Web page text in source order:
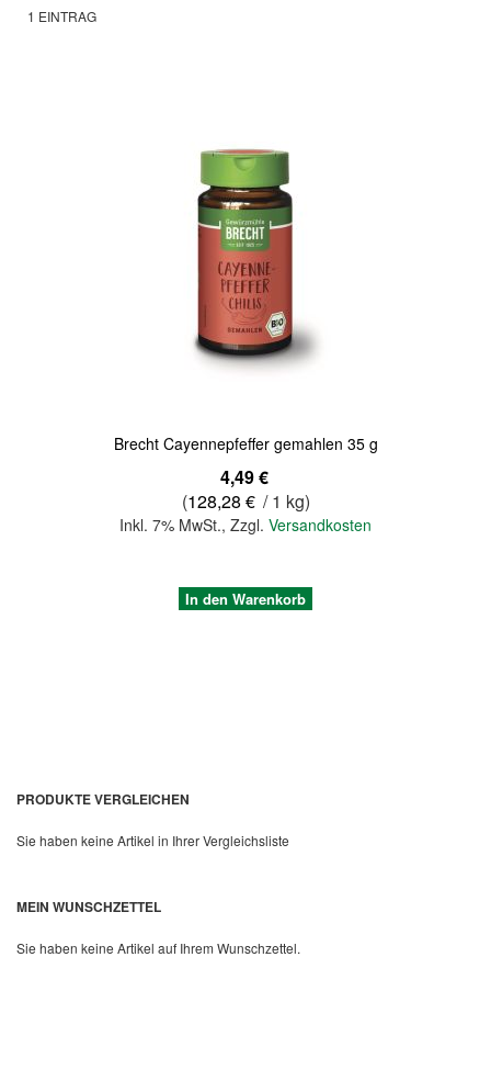
1 EINTRAG
Brecht Cayennepfeffer gemahlen 35 g
4,49 €
(128,28 € / 1 kg)
Inkl. 7% MwSt., Zzgl. Versandkosten
Quickview
In den Warenkorb
PRODUKTE VERGLEICHEN
Sie haben keine Artikel in Ihrer Vergleichsliste
MEIN WUNSCHZETTEL
Sie haben keine Artikel auf Ihrem Wunschzettel.